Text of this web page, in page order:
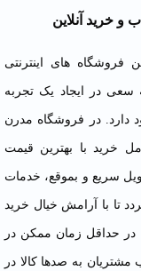
و خرید آنلاین
فروشگاه های اینترنتی
در ایجاد یک تجربه
دارد. در فروشگاه مدرن
خرید با بهترین قیمت
سریع و بموقع، خدمات
تا با آرامش خیال خرید
در حداقل زمان ممکن در
به صدها کالا در